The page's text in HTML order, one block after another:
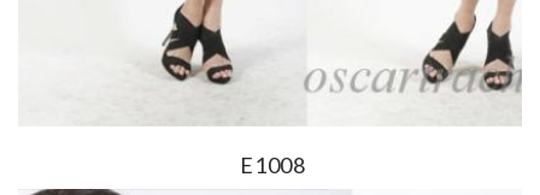
E1008